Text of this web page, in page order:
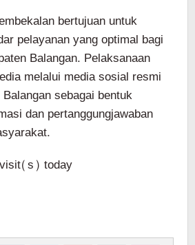
bertujuan untuk
pelayanan yang optimal bagi
Balangan. Pelaksanaan
melalui media sosial resmi
sebagai bentuk
dan pertanggungjawaban
today